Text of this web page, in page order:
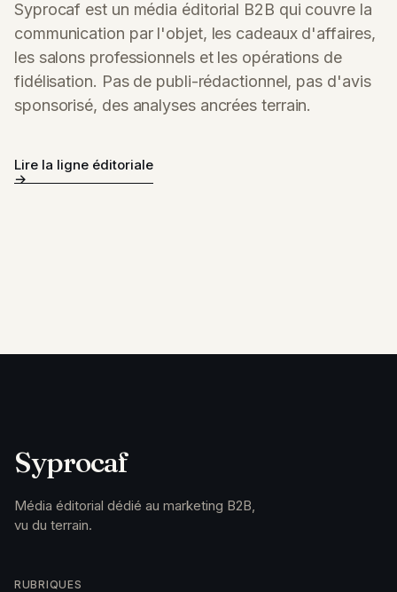
Syprocaf est un média éditorial B2B qui couvre la
communication par l'objet, les cadeaux d'affaires,
les salons professionnels et les opérations de
fidélisation. Pas de publi-rédactionnel, pas d'avis
sponsorisé, des analyses ancrées terrain.
Lire la ligne éditoriale
Syprocaf
Média éditorial dédié au marketing B2B,
vu du terrain.
RUBRIQUES